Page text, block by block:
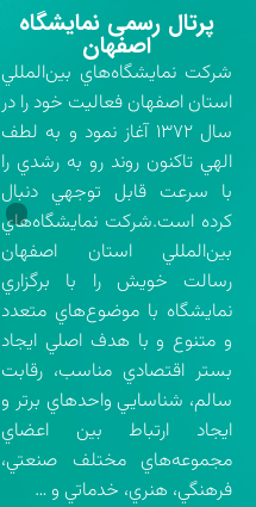
پرتال رسمی نمایشگاه
اصفهان
شركت نمايشگاه‌هاي بين‌المللي
استان اصفهان فعاليت خود را در
سال ۱۳۷۲ آغاز نمود و به لطف
الهي تاكنون روند رو به رشدي را
با سرعت قابل توجهي دنبال
كرده است.شركت نمايشگاه‌هاي
بين‌المللي استان اصفهان
رسالت خويش را با برگزاري
نمايشگاه با موضوع‌هاي متعدد
و متنوع و با هدف اصلي ايجاد
بستر اقتصادي مناسب، رقابت
سالم، شناسايي واحدهاي برتر و
ايجاد ارتباط بين اعضاي
مجموعه‌هاي مختلف صنعتي،
فرهنگي، هنري، خدماتي و …